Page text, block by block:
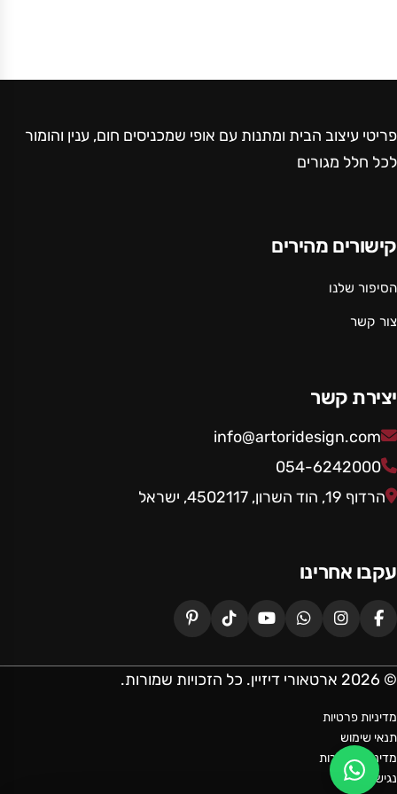
פריטי עיצוב הבית ומתנות עם אופי שמכניסים חום, ענין והומור
לכל חלל מגורים
קישורים מהירים
הסיפור שלנו
צור קשר
יצירת קשר
info@artoridesign.com
054-6242000
הרדוף 19, הוד השרון, 4502117, ישראל
עקבו אחרינו
© 2026 ארטאורי דיזיין. כל הזכויות שמורות.
מדיניות פרטיות
תנאי שימוש
מדיניות החזרות
נגישות